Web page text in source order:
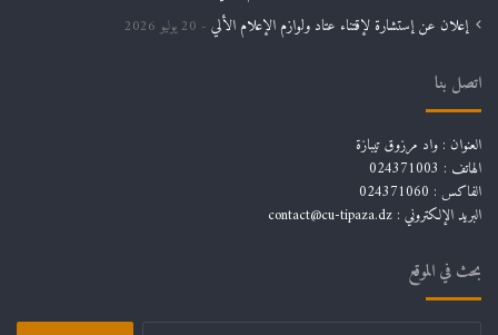
إعلان عن إستشارة لإقتناء عتاد ولوازم الإعلام الألي 20 يوليو 2026
اتصل بنا
العنوان : واد مرزوق تيبازة
الهاتف : 024371003
الفاكس : 024371060
البريد الإلكتروني : contact@cu-tipaza.dz
بحث في الموقع